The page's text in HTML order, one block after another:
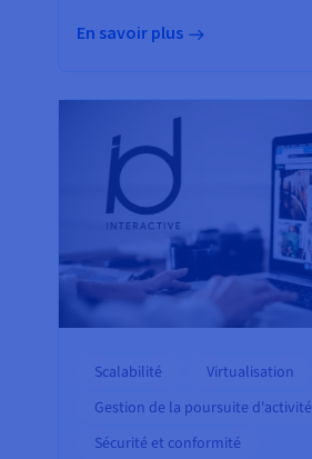
En savoir plus
Scalabilité
Virtualisation
Gestion de la poursuite d'activité
Sécurité et conformité